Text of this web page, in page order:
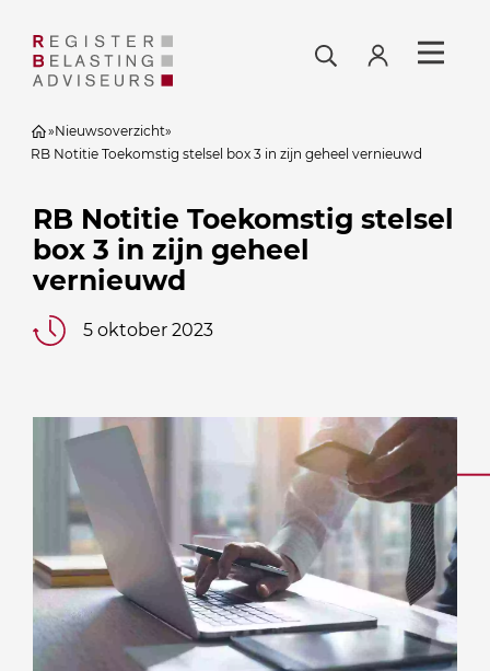
»Nieuwsoverzicht»
RB Notitie Toekomstig stelsel box 3 in zijn geheel vernieuwd
RB Notitie Toekomstig stelsel
box 3 in zijn geheel
vernieuwd
5 oktober 2023